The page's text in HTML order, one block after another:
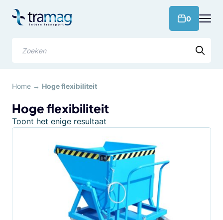
naar
0
Home → Hoge flexibiliteit
Hoge flexibiliteit
Toont het enige resultaat